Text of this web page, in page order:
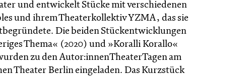
und entwickelt Stücke mit verschiedenen
und ihrem Theaterkollektiv YZMA, das sie
Die beiden Stückentwicklungen
Thema« (2020) und »Koralli Korallo«
zu den Autor:innenTheaterTagen am
Theater Berlin eingeladen. Das Kurzstück